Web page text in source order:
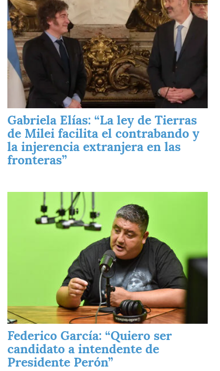
Gabriela Elías: “La ley de Tierras
de Milei facilita el contrabando y
la injerencia extranjera en las
fronteras”
Federico García: “Quiero ser
candidato a intendente de
Presidente Perón”